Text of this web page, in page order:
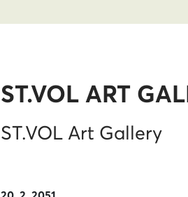
ST.VOL ART
ST.VOL Art Gallery